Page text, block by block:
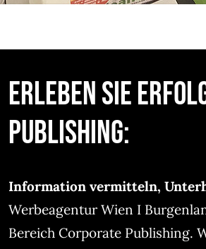
Erleben Sie
Publishing:
Information vermitteln,
Werbeagentur Wien I
Bereich Corporate Publishing.